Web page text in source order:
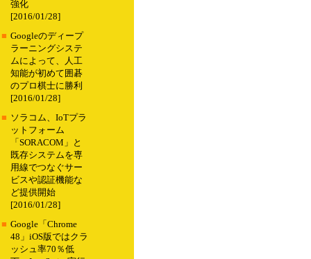
強化
[2016/01/28]
■ Googleのディープ
ラーニングシステ
ムによって、人工
知能が初めて囲碁
のプロ棋士に勝利
[2016/01/28]
■ ソラコム、IoTプラ
ットフォーム
「SORACOM」と
既存システムを専
用線でつなぐサー
ビスや認証機能な
ど提供開始
[2016/01/28]
■ Google「Chrome
48」iOS版ではクラ
ッシュ率70％低